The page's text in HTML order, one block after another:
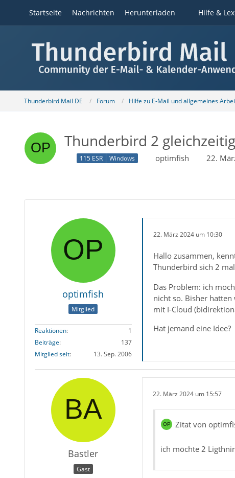
Startseite Nachrichten Herunterladen Hilfe &
Thunderbird Mail DE Forum Hilfe zu E-Mail und allgemeines
Thunderbird 2
115 ESR Windows optimfish 22.
optimfish
Mitglied
Reaktionen
1
Beiträge
137
Mitglied seit
13. Sep. 2006
22. März 2024 um 10:30
Hallo zusammen,
Thunderbird sich 2
Das Problem: ich
nicht so. Bisher
mit I-Cloud
Hat jemand eine Idee?
Bastler
Gast
22. März 2024 um 15:57
Zitat von
ich möchte 2